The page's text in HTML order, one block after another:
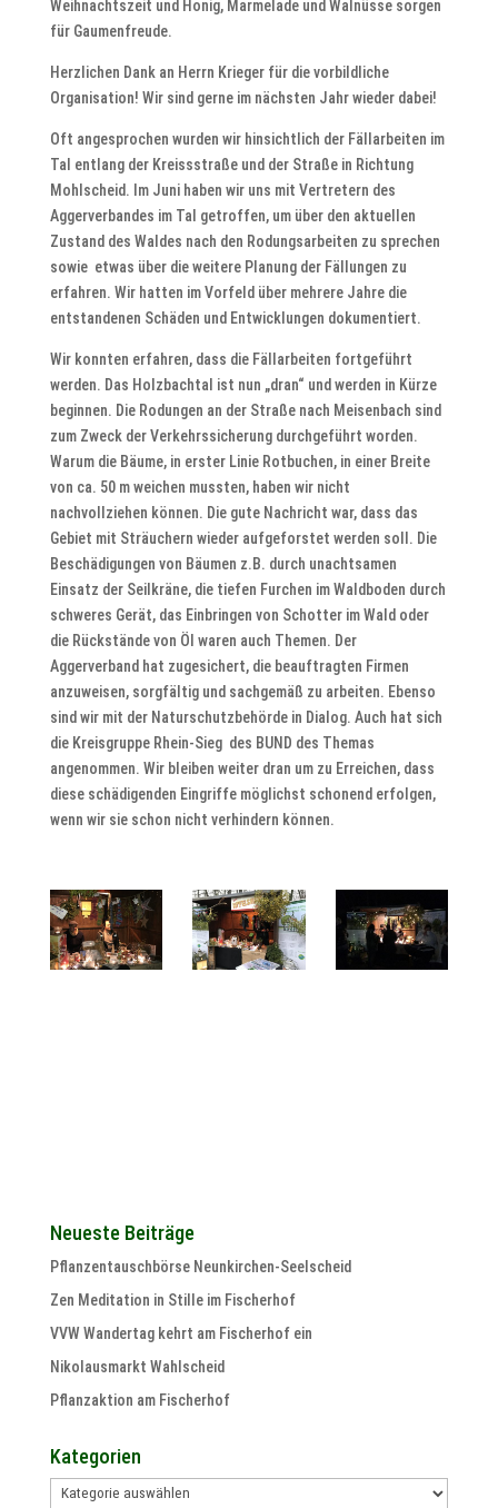
Weihnachtszeit und Honig, Marmelade und Walnüsse sorgen
für Gaumenfreude.
Herzlichen Dank an Herrn Krieger für die vorbildliche
Organisation! Wir sind gerne im nächsten Jahr wieder dabei!
Oft angesprochen wurden wir hinsichtlich der Fällarbeiten im
Tal entlang der Kreissstraße und der Straße in Richtung
Mohlscheid. Im Juni haben wir uns mit Vertretern des
Aggerverbandes im Tal getroffen, um über den aktuellen
Zustand des Waldes nach den Rodungsarbeiten zu sprechen
sowie etwas über die weitere Planung der Fällungen zu
erfahren. Wir hatten im Vorfeld über mehrere Jahre die
entstandenen Schäden und Entwicklungen dokumentiert.
Wir konnten erfahren, dass die Fällarbeiten fortgeführt
werden. Das Holzbachtal ist nun „dran“ und werden in Kürze
beginnen. Die Rodungen an der Straße nach Meisenbach sind
zum Zweck der Verkehrssicherung durchgeführt worden.
Warum die Bäume, in erster Linie Rotbuchen, in einer Breite
von ca. 50 m weichen mussten, haben wir nicht
nachvollziehen können. Die gute Nachricht war, dass das
Gebiet mit Sträuchern wieder aufgeforstet werden soll. Die
Beschädigungen von Bäumen z.B. durch unachtsamen
Einsatz der Seilkräne, die tiefen Furchen im Waldboden durch
schweres Gerät, das Einbringen von Schotter im Wald oder
die Rückstände von Öl waren auch Themen. Der
Aggerverband hat zugesichert, die beauftragten Firmen
anzuweisen, sorgfältig und sachgemäß zu arbeiten. Ebenso
sind wir mit der Naturschutzbehörde in Dialog. Auch hat sich
die Kreisgruppe Rhein-Sieg des BUND des Themas
angenommen. Wir bleiben weiter dran um zu Erreichen, dass
diese schädigenden Eingriffe möglichst schonend erfolgen,
wenn wir sie schon nicht verhindern können.
Neueste Beiträge
Pflanzentauschbörse Neunkirchen-Seelscheid
Zen Meditation in Stille im Fischerhof
VVW Wandertag kehrt am Fischerhof ein
Nikolausmarkt Wahlscheid
Pflanzaktion am Fischerhof
Kategorien
Kategorien